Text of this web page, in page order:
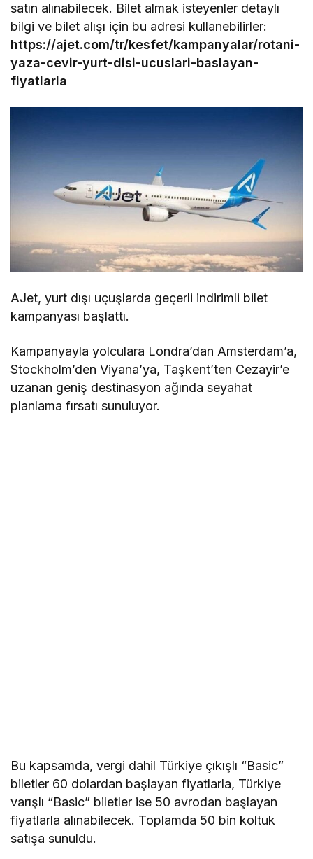
satın alınabilecek. Bilet almak isteyenler detaylı
bilgi ve bilet alışı için bu adresi kullanebilirler:
https://ajet.com/tr/kesfet/kampanyalar/rotani-
yaza-cevir-yurt-disi-ucuslari-baslayan-
fiyatlarla
AJet, yurt dışı uçuşlarda geçerli indirimli bilet
kampanyası başlattı.
Kampanyayla yolculara Londra’dan Amsterdam’a,
Stockholm’den Viyana’ya, Taşkent’ten Cezayir’e
uzanan geniş destinasyon ağında seyahat
planlama fırsatı sunuluyor.
Bu kapsamda, vergi dahil Türkiye çıkışlı “Basic”
biletler 60 dolardan başlayan fiyatlarla, Türkiye
varışlı “Basic” biletler ise 50 avrodan başlayan
fiyatlarla alınabilecek. Toplamda 50 bin koltuk
satışa sunuldu.